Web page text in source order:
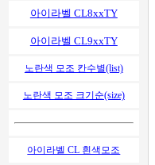
아이라벨 CL8xxTY
아이라벨 CL9xxTY
노란색 모조 칸수별(list)
노란색 모조 크기순(size)
아이라벨 CL 흰색모조